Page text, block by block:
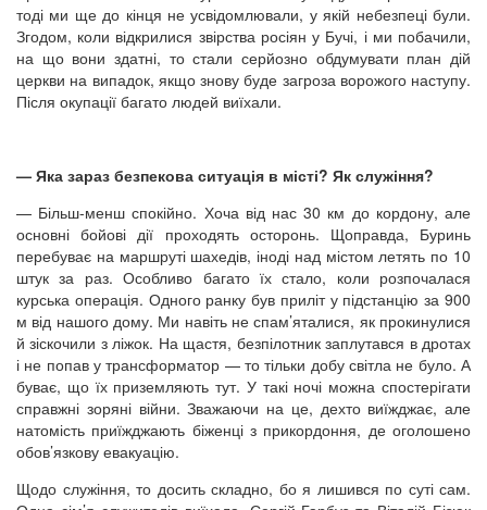
тоді ми ще до кінця не усвідомлювали, у якій небезпеці були.
Згодом, коли відкрилися звірства росіян у Бучі, і ми побачили,
на що вони здатні, то стали серйозно обдумувати план дій
церкви на випадок, якщо знову буде загроза ворожого наступу.
Після окупації багато людей виїхали.
— Яка зараз безпекова ситуація в місті? Як служіння?
— Більш-менш спокійно. Хоча від нас 30 км до кордону, але
основні бойові дії проходять осторонь. Щоправда, Буринь
перебуває на маршруті шахедів, іноді над містом летять по 10
штук за раз. Особливо багато їх стало, коли розпочалася
курська операція. Одного ранку був приліт у підстанцію за 900
м від нашого дому. Ми навіть не спам’яталися, як прокинулися
й зіскочили з ліжок. На щастя, безпілотник заплутався в дротах
і не попав у трансформатор — то тільки добу світла не було. А
буває, що їх приземляють тут. У такі ночі можна спостерігати
справжні зоряні війни. Зважаючи на це, дехто виїжджає, але
натомість приїжджають біженці з прикордоння, де оголошено
обов’язкову евакуацію.
Щодо служіння, то досить складно, бо я лишився по суті сам.